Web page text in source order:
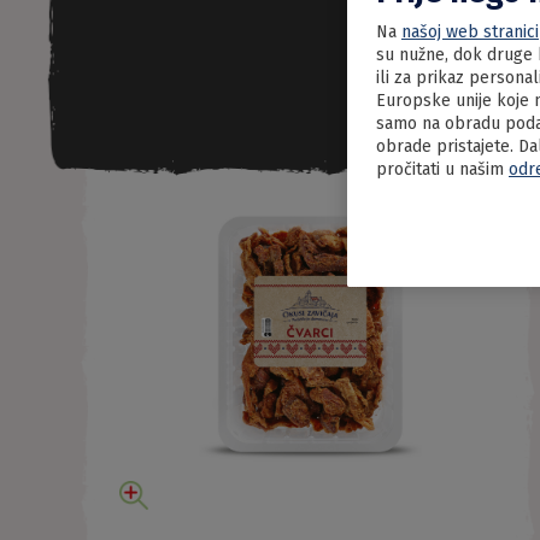
Na našoj web stranici
su nužne, dok
ili za prikaz
Europske unije koje
samo na obradu
obrade pristajete.
pročitati u našim